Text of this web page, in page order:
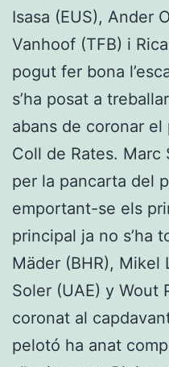
Isasa (EUS), Ander
Vanhoof (TFB) i
pogut fer bona
s’ha posat a
abans de coronar
Coll de Rates. Marc
per la pancarta del
emportant-se els
principal ja no s’ha
Mäder (BHR), Mikel
Soler (UAE) y Wout
coronat al
pelotó ha anat